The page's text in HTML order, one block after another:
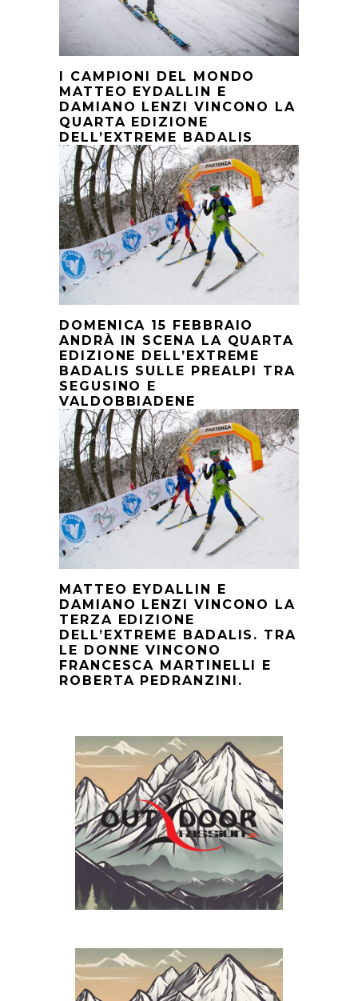
I CAMPIONI DEL MONDO
MATTEO EYDALLIN E
DAMIANO LENZI VINCONO LA
QUARTA EDIZIONE
DELL’EXTREME BADALIS
DOMENICA 15 FEBBRAIO
ANDRÀ IN SCENA LA QUARTA
EDIZIONE DELL’EXTREME
BADALIS SULLE PREALPI TRA
SEGUSINO E
VALDOBBIADENE
MATTEO EYDALLIN E
DAMIANO LENZI VINCONO LA
TERZA EDIZIONE
DELL’EXTREME BADALIS. TRA
LE DONNE VINCONO
FRANCESCA MARTINELLI E
ROBERTA PEDRANZINI.